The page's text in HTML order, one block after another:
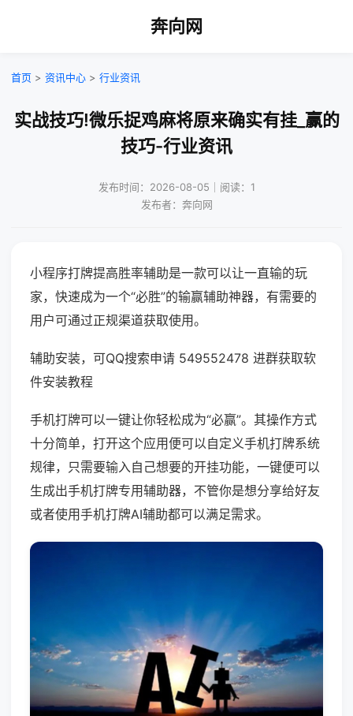
奔向网
首页 > 资讯中心 > 行业资讯
实战技巧!微乐捉鸡麻将原来确实有挂_赢的
技巧-行业资讯
发布时间：2026-08-05｜阅读：1
发布者：奔向网
小程序打牌提高胜率辅助是一款可以让一直输的玩
家，快速成为一个“必胜”的输赢辅助神器，有需要的
用户可通过正规渠道获取使用。
辅助安装，可QQ搜索申请 549552478 进群获取软
件安装教程
手机打牌可以一键让你轻松成为“必赢”。其操作方式
十分简单，打开这个应用便可以自定义手机打牌系统
规律，只需要输入自己想要的开挂功能，一键便可以
生成出手机打牌专用辅助器，不管你是想分享给好友
或者使用手机打牌AI辅助都可以满足需求。